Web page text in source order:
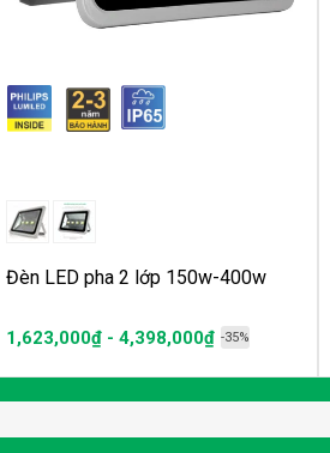
Đèn LED pha 2 lớp 150w-400w
1,623,000₫ - 4,398,000₫ -35%